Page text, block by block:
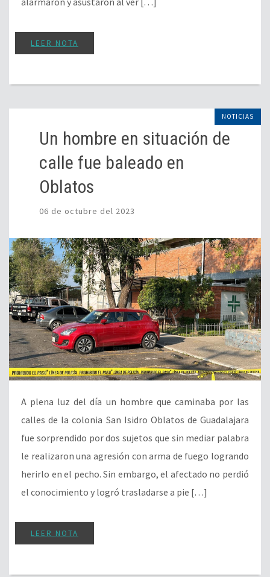
LEER NOTA
NOTICIAS
Un hombre en situación de
calle fue baleado en
Oblatos
06 de octubre del 2023
A plena luz del día un hombre que caminaba por las
calles de la colonia San Isidro Oblatos de Guadalajara
fue sorprendido por dos sujetos que sin mediar palabra
le realizaron una agresión con arma de fuego logrando
herirlo en el pecho. Sin embargo, el afectado no perdió
el conocimiento y logró trasladarse a pie […]
LEER NOTA